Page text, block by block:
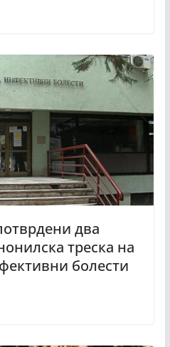
два
треска на
болести